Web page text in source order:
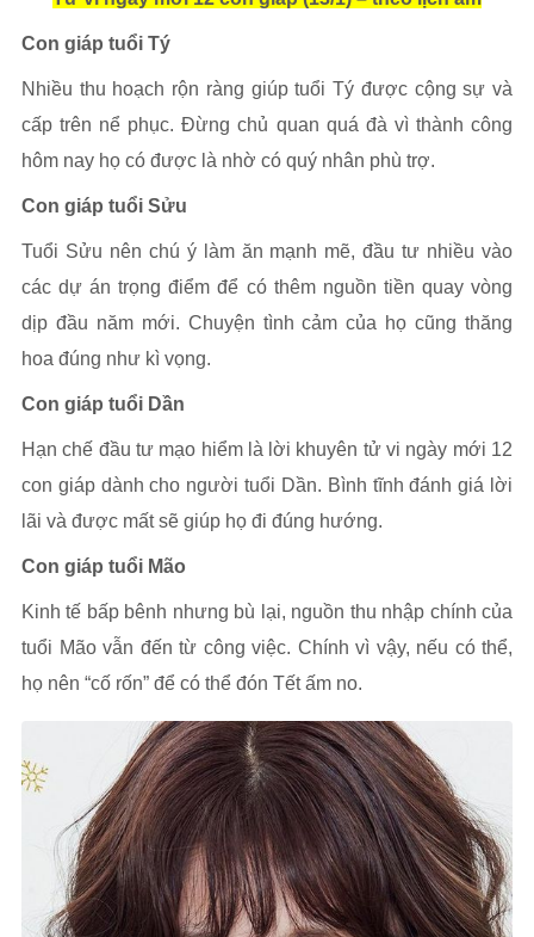
Con giáp tuổi Tý
Nhiều thu hoạch rộn ràng giúp tuổi Tý được cộng sự và
cấp trên nể phục. Đừng chủ quan quá đà vì thành công
hôm nay họ có được là nhờ có quý nhân phù trợ.
Con giáp tuổi Sửu
Tuổi Sửu nên chú ý làm ăn mạnh mẽ, đầu tư nhiều vào
các dự án trọng điểm để có thêm nguồn tiền quay vòng
dịp đầu năm mới. Chuyện tình cảm của họ cũng thăng
hoa đúng như kì vọng.
Con giáp tuổi Dần
Hạn chế đầu tư mạo hiểm là lời khuyên tử vi ngày mới 12
con giáp dành cho người tuổi Dần. Bình tĩnh đánh giá lời
lãi và được mất sẽ giúp họ đi đúng hướng.
Con giáp tuổi Mão
Kinh tế bấp bênh nhưng bù lại, nguồn thu nhập chính của
tuổi Mão vẫn đến từ công việc. Chính vì vậy, nếu có thể,
họ nên “cố rốn” để có thể đón Tết ấm no.